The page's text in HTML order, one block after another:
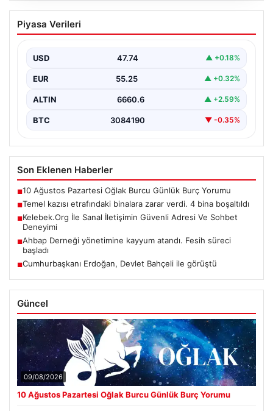
Temel kazısı etrafındaki binalara zarar
verdi. 4 bina boşaltıldı
Piyasa Verileri
USD 47.74 ▲ +0.18%
EUR 55.25 ▲ +0.32%
ALTIN 6660.6 ▲ +2.59%
BTC 3084190 ▼ -0.35%
Son Eklenen Haberler
■10 Ağustos Pazartesi Oğlak Burcu Günlük Burç Yorumu
■Temel kazısı etrafındaki binalara zarar verdi. 4 bina boşaltıldı
■Kelebek.Org İle Sanal İletişimin Güvenli Adresi Ve Sohbet
Deneyimi
■Ahbap Derneği yönetimine kayyum atandı. Fesih süreci
başladı
■Cumhurbaşkanı Erdoğan, Devlet Bahçeli ile görüştü
Güncel
09/08/2026
10 Ağustos Pazartesi Oğlak Burcu Günlük Burç Yorumu